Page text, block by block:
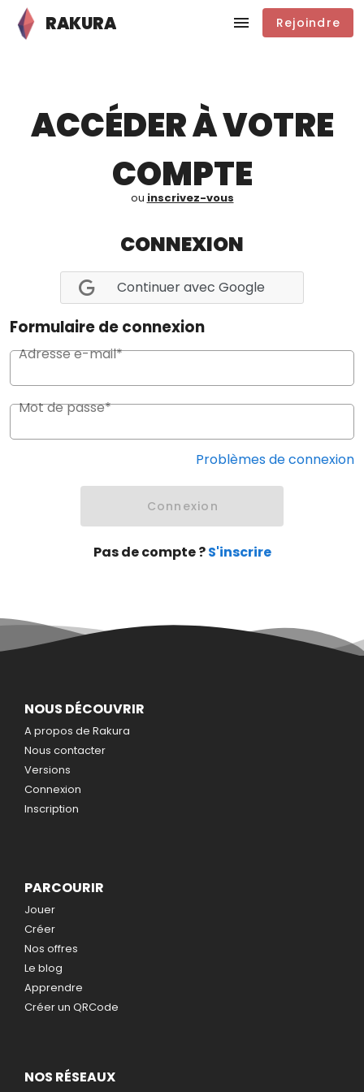
RAKURA Rejoindre
ACCÉDER À VOTRE
COMPTE
ou inscrivez-vous
CONNEXION
Continuer avec Google
Formulaire de connexion
Adresse e-mail*
Mot de passe*
Problèmes de connexion
Connexion
Pas de compte ?S'inscrire
NOUS DÉCOUVRIR
A propos de Rakura
Nous contacter
Versions
Connexion
Inscription
PARCOURIR
Jouer
Créer
Nos offres
Le blog
Apprendre
Créer un QRCode
NOS RÉSEAUX